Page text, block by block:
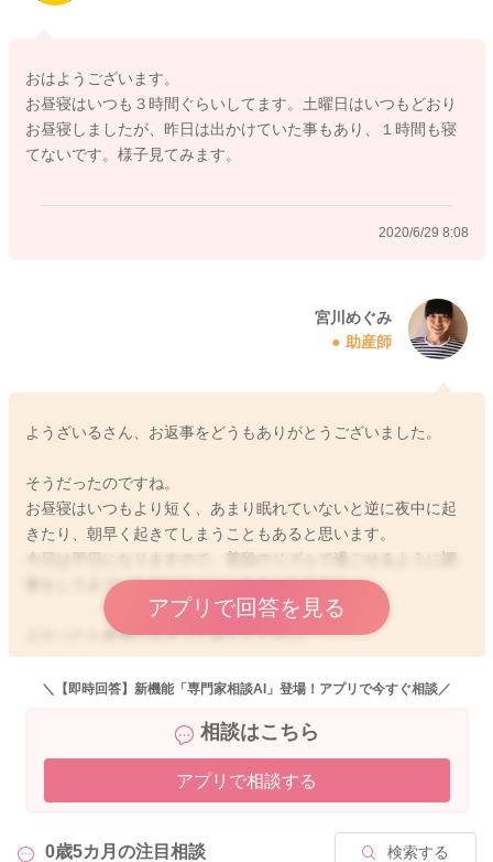
よかったら参考になさってみてください。
どうぞよろしくお願いします。
2020/6/29 7:37
おはようございます。
お昼寝はいつも３時間ぐらいしてます。土曜日はいつもどおり
お昼寝しましたが、昨日は出かけていた事もあり、１時間も寝
てないです。様子見てみます。
2020/6/29 8:08
宮川めぐみ
助産師
ようざいるさん、お返事をどうもありがとうございました。
そうだったのですね。
お昼寝はいつもより短く、あまり眠れていないと逆に夜中に起
きたり、朝早く起きてしまうこともあると思います。
今日は平日になりますので、普段のリズムで過ごせるように調
整をしてみていただけるといいかもしれません。
よかったら参考になさってみてください。
どうぞよろしくお願いします。
アプリで回答を見る
2020/6/29 8:27
＼【即時回答】新機能「専門家相談AI」登場！アプリで今すぐ相談／
相談はこちら
アプリで相談する
0歳5カ月の注目相談 検索する